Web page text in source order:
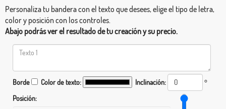
Personaliza tu bandera con el texto que desees, elige el tipo de letra,
color y posición con los controles.
Abajo podrás ver el resultado de tu creación y su precio.
Borde Color de texto: Inclinación:
°
Posición: